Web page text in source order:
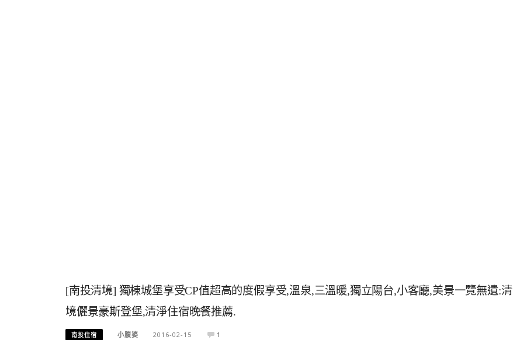
[南投清境] 獨棟城堡享受CP值超高的度假享受,溫泉,三溫暖,獨立陽台,小客廳,美景一覽無遺:清
境儷景豪​斯登堡,清淨住宿晚餐推薦.
南投住宿 小腹婆 2016-02-15 1